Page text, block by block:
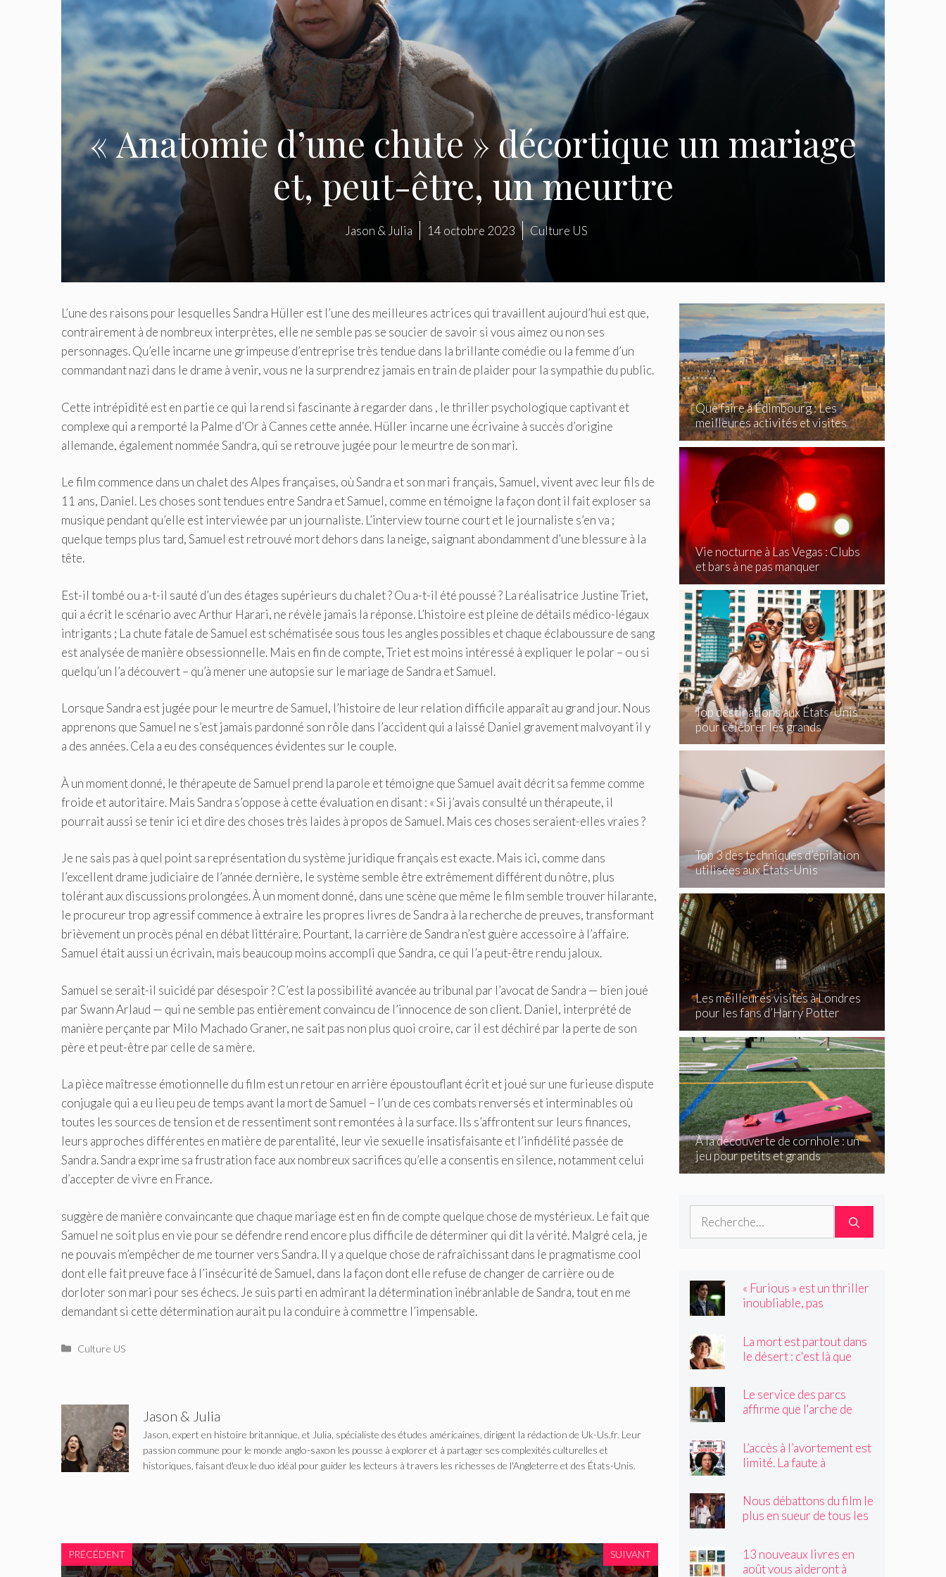
« Anatomie d’une chute » décortique un mariage
et, peut-être, un meurtre
Jason & Julia 14 octobre 2023 Culture US
L’une des raisons pour lesquelles Sandra Hüller est l’une des meilleures actrices qui travaillent aujourd’hui est que,
contrairement à de nombreux interprètes, elle ne semble pas se soucier de savoir si vous aimez ou non ses
personnages. Qu’elle incarne une grimpeuse d’entreprise très tendue dans la brillante comédie ou la femme d’un
commandant nazi dans le drame à venir, vous ne la surprendrez jamais en train de plaider pour la sympathie du public.
Cette intrépidité est en partie ce qui la rend si fascinante à regarder dans , le thriller psychologique captivant et
complexe qui a remporté la Palme d’Or à Cannes cette année. Hüller incarne une écrivaine à succès d’origine
allemande, également nommée Sandra, qui se retrouve jugée pour le meurtre de son mari.
Le film commence dans un chalet des Alpes françaises, où Sandra et son mari français, Samuel, vivent avec leur fils de
11 ans, Daniel. Les choses sont tendues entre Sandra et Samuel, comme en témoigne la façon dont il fait exploser sa
musique pendant qu’elle est interviewée par un journaliste. L’interview tourne court et le journaliste s’en va ;
quelque temps plus tard, Samuel est retrouvé mort dehors dans la neige, saignant abondamment d’une blessure à la
tête.
Est-il tombé ou a-t-il sauté d’un des étages supérieurs du chalet ? Ou a-t-il été poussé ? La réalisatrice Justine Triet,
qui a écrit le scénario avec Arthur Harari, ne révèle jamais la réponse. L’histoire est pleine de détails médico-légaux
intrigants ; La chute fatale de Samuel est schématisée sous tous les angles possibles et chaque éclaboussure de sang
est analysée de manière obsessionnelle. Mais en fin de compte, Triet est moins intéressé à expliquer le polar – ou si
quelqu’un l’a découvert – qu’à mener une autopsie sur le mariage de Sandra et Samuel.
Lorsque Sandra est jugée pour le meurtre de Samuel, l’histoire de leur relation difficile apparaît au grand jour. Nous
apprenons que Samuel ne s’est jamais pardonné son rôle dans l’accident qui a laissé Daniel gravement malvoyant il y
a des années. Cela a eu des conséquences évidentes sur le couple.
À un moment donné, le thérapeute de Samuel prend la parole et témoigne que Samuel avait décrit sa femme comme
froide et autoritaire. Mais Sandra s’oppose à cette évaluation en disant : « Si j’avais consulté un thérapeute, il
pourrait aussi se tenir ici et dire des choses très laides à propos de Samuel. Mais ces choses seraient-elles vraies ?
Je ne sais pas à quel point sa représentation du système juridique français est exacte. Mais ici, comme dans
l’excellent drame judiciaire de l’année dernière, le système semble être extrêmement différent du nôtre, plus
tolérant aux discussions prolongées. À un moment donné, dans une scène que même le film semble trouver hilarante,
le procureur trop agressif commence à extraire les propres livres de Sandra à la recherche de preuves, transformant
brièvement un procès pénal en débat littéraire. Pourtant, la carrière de Sandra n’est guère accessoire à l’affaire.
Samuel était aussi un écrivain, mais beaucoup moins accompli que Sandra, ce qui l’a peut-être rendu jaloux.
Samuel se serait-il suicidé par désespoir ? C’est la possibilité avancée au tribunal par l’avocat de Sandra — bien joué
par Swann Arlaud — qui ne semble pas entièrement convaincu de l’innocence de son client. Daniel, interprété de
manière perçante par Milo Machado Graner, ne sait pas non plus quoi croire, car il est déchiré par la perte de son
père et peut-être par celle de sa mère.
La pièce maîtresse émotionnelle du film est un retour en arrière époustouflant écrit et joué sur une furieuse dispute
conjugale qui a eu lieu peu de temps avant la mort de Samuel – l’un de ces combats renversés et interminables où
toutes les sources de tension et de ressentiment sont remontées à la surface. Ils s’affrontent sur leurs finances,
leurs approches différentes en matière de parentalité, leur vie sexuelle insatisfaisante et l’infidélité passée de
Sandra. Sandra exprime sa frustration face aux nombreux sacrifices qu’elle a consentis en silence, notamment celui
d’accepter de vivre en France.
suggère de manière convaincante que chaque mariage est en fin de compte quelque chose de mystérieux. Le fait que
Samuel ne soit plus en vie pour se défendre rend encore plus difficile de déterminer qui dit la vérité. Malgré cela, je
ne pouvais m’empêcher de me tourner vers Sandra. Il y a quelque chose de rafraîchissant dans le pragmatisme cool
dont elle fait preuve face à l’insécurité de Samuel, dans la façon dont elle refuse de changer de carrière ou de
dorloter son mari pour ses échecs. Je suis parti en admirant la détermination inébranlable de Sandra, tout en me
demandant si cette détermination aurait pu la conduire à commettre l’impensable.
Catégories
Culture US
Jason & Julia
Jason, expert en histoire britannique, et Julia, spécialiste des études américaines, dirigent la rédaction de Uk-Us.fr. Leur
passion commune pour le monde anglo-saxon les pousse à explorer et à partager ses complexités culturelles et
historiques, faisant d'eux le duo idéal pour guider les lecteurs à travers les richesses de l'Angleterre et des États-Unis.
PRÉCÉDENT SUIVANT
Que faire à Édimbourg : Les
meilleures activités et visites
incontournables
Vie nocturne à Las Vegas : Clubs
et bars à ne pas manquer
Top destinations aux États-Unis
pour célébrer les grands
événements
Top 3 des techniques d’épilation
utilisées aux États-Unis
Les meilleures visites à Londres
pour les fans d’Harry Potter
À la découverte de cornhole : un
jeu pour petits et grands
Rechercher :
« Furious » est un thriller
inoubliable, pas
La mort est partout dans
le désert : c'est là que
Le service des parcs
affirme que l'arche de
Pourrait-il être déplacé ?
L’accès à l’avortement est
limité. La faute à
Nous débattons du film le
plus en sueur de tous les
13 nouveaux livres en
août vous aideront à